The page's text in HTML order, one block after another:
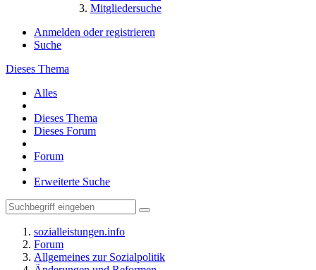
Mitgliedersuche
Anmelden oder registrieren
Suche
Dieses Thema
Alles
Dieses Thema
Dieses Forum
Forum
Erweiterte Suche
sozialleistungen.info
Forum
Allgemeines zur Sozialpolitik